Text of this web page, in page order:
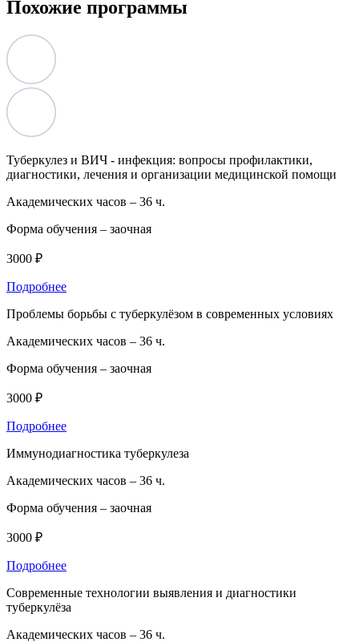
Похожие программы
Туберкулез и ВИЧ - инфекция: вопросы профилактики,
диагностики, лечения и организации медицинской помощи
Академических часов – 36 ч.
Форма обучения – заочная
3000 ₽
Подробнее
Проблемы борьбы с туберкулёзом в современных условиях
Академических часов – 36 ч.
Форма обучения – заочная
3000 ₽
Подробнее
Иммунодиагностика туберкулеза
Академических часов – 36 ч.
Форма обучения – заочная
3000 ₽
Подробнее
Современные технологии выявления и диагностики
туберкулёза
Академических часов – 36 ч.